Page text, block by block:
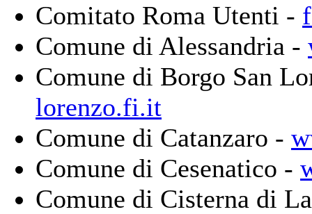
Comitato Roma Utenti -
Comune di Alessandria -
Comune di Borgo San
lorenzo.fi.it
Comune di Catanzaro -
Comune di Cesenatico -
Comune di Cisterna di